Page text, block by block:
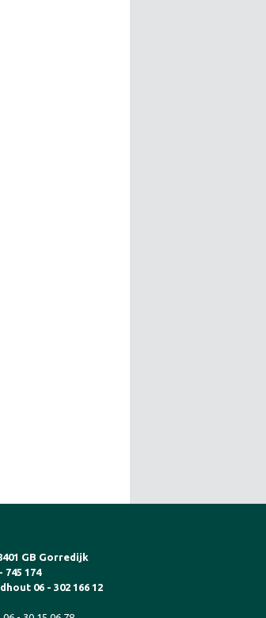
GB Gorredijk
745 174
06 - 302 166 12